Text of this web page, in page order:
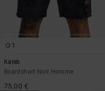
1
Kaleb
Boardshort Noir Homme
75,00 €